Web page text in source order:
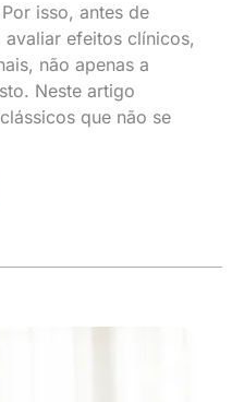
isso, antes de
efeitos clínicos,
não apenas a
Neste artigo
que não se